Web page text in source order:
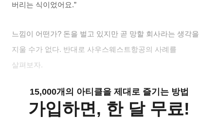
버리는 식이었어요.”
느낌이 어떤가? 돈을 벌고 있지만 곧 망할 회사라는 생각을
지울 수가 없다. 반대로 사우스웨스트항공의 사례를
살펴보자.
15,000개의 아티클을 제대로 즐기는 방법
가입하면, 한 달 무료!